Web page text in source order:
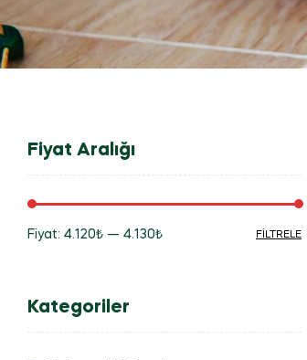
Fiyat Aralığı
FILTRELE
Fiyat: 4.120₺ — 4.130₺
Kategoriler